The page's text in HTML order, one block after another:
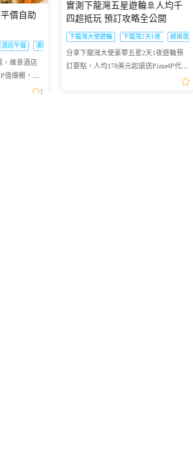
實測下龍灣五星遊輪🚢人均千
四超抵玩 預訂攻略全公開
下龍灣大使遊輪 下龍灣2天1夜 越南旅遊
分享下龍灣大使豪華五星2天1夜遊輪預
訂要點，人均178美元起還送Pizza4P代金
價自助
店午餐 澳門自助美食
，維景酒店
值爆棚，必
1